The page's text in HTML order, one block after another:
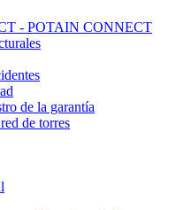
- POTAIN CONNECT
de la garantía
de torres